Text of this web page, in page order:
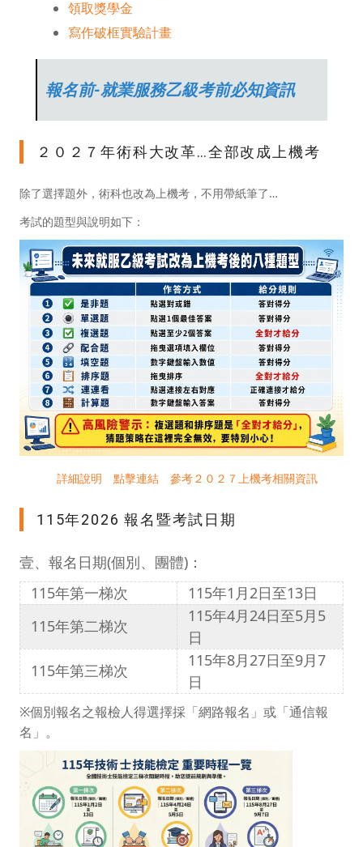
領取獎學金
寫作破框實驗計畫
報名前-就業服務乙級考前必知資訊
２０２７年術科大改革…全部改成上機考
除了選擇題外，術科也改為上機考，不用帶紙筆了…
考試的題型與說明如下：
詳細說明 點擊連結 參考２０２７上機考相關資訊
115年2026 報名暨考試日期
壹、報名日期(個別、團體)：
115年第一梯次
115年1月2日至13日
115年第二梯次
115年4月24日至5月5
日
115年第三梯次
115年8月27日至9月7
日
※個別報名之報檢人得選擇採「網路報名」或「通信報
名」。